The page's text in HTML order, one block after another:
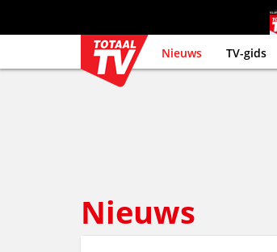
Nieuws TV-gids
Nieuws